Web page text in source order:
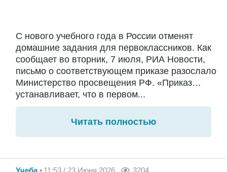
С нового учебного года в России отменят
домашние задания для первоклассников. Как
сообщает во вторник, 7 июля, РИА Новости,
письмо о соответствующем приказе разослало
Министерство просвещения РФ. «Приказ…
устанавливает, что в первом...
Читать полностью